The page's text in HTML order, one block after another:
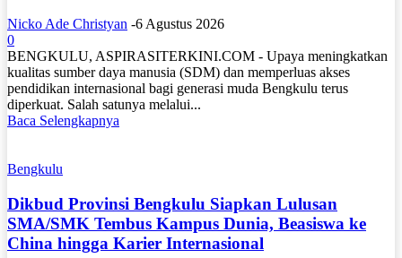
Nicko Ade Christyan -6 Agustus 2026
0
BENGKULU, ASPIRASITERKINI.COM - Upaya meningkatkan
kualitas sumber daya manusia (SDM) dan memperluas akses
pendidikan internasional bagi generasi muda Bengkulu terus
diperkuat. Salah satunya melalui...
Baca Selengkapnya
Bengkulu
Dikbud Provinsi Bengkulu Siapkan Lulusan
SMA/SMK Tembus Kampus Dunia, Beasiswa ke
China hingga Karier Internasional